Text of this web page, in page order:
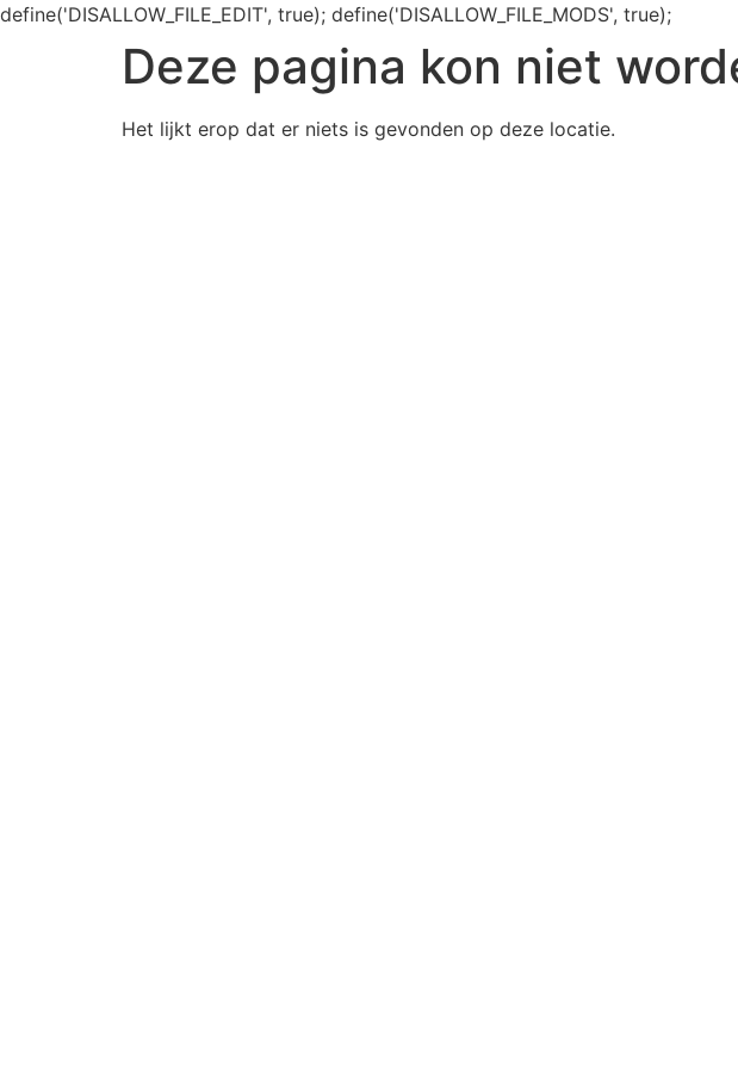
define('DISALLOW_FILE_EDIT', true); define('DISALLOW_FILE_MODS', true);
Deze pagina kon niet
Het lijkt erop dat er niets is gevonden op deze locatie.